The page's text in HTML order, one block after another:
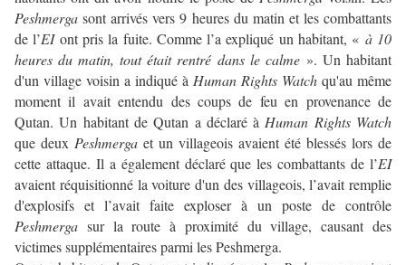
Peshmerga sont arrivés vers 9 heures du matin et les combattants
de l’EIont pris la fuite. Comme l’a expliqué un habitant, « à 10
heures du matin, tout était rentré dans le calme». Un habitant
d'un village voisin a indiqué à Human Rights Watch qu'au même
moment il avait entendu des coups de feu en provenance de
Qutan. Un habitant de Qutan a déclaré à Human Rights Watch
que deux Peshmerga et un villageois avaient été blessés lors de
cette attaque. Il a également déclaré que les combattants de l’EI
avaient réquisitionné la voiture d'un des villageois, l’avait remplie
d'explosifs et l’avait faite exploser à un poste de contrôle
Peshmerga sur la route à proximité du village, causant des
victimes supplémentaires parmi les Peshmerga.